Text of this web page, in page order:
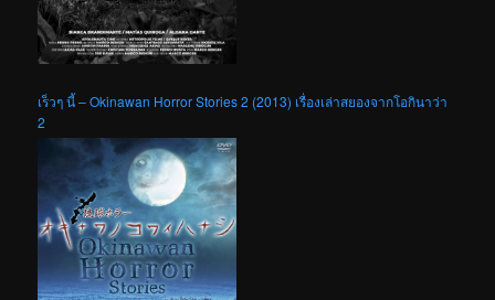
เร็วๆ นี้ – Okinawan Horror Stories 2 (2013) เรื่องเล่าสยองจากโอกินาว่า
2